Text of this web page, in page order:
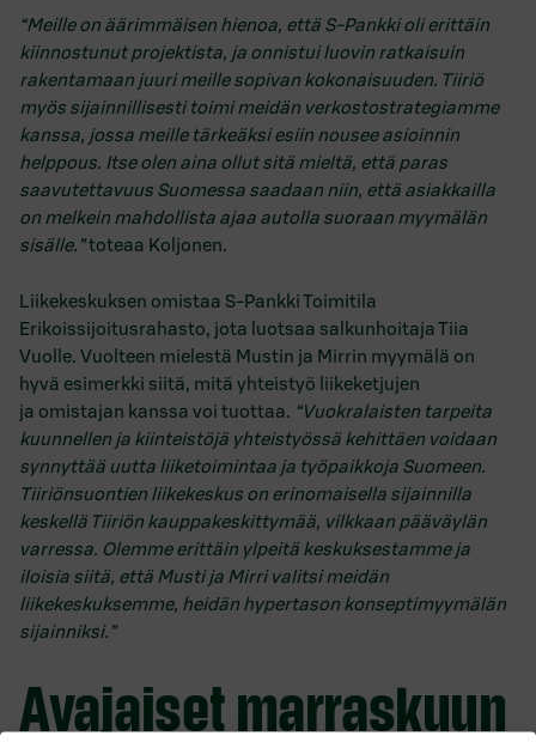
“Meille on äärimmäisen hienoa, että S-Pankki oli erittäin
kiinnostunut projektista, ja onnistui luovin ratkaisuin
rakentamaan juuri meille sopivan kokonaisuuden. Tiiriö
myös sijainnillisesti toimi meidän verkostostrategiamme
kanssa, jossa meille tärkeäksi esiin nousee asioinnin
helppous. Itse olen aina ollut sitä mieltä, että paras
saavutettavuus Suomessa saadaan niin, että asiakkailla
on melkein mahdollista ajaa autolla suoraan myymälän
sisälle.”toteaa Koljonen.
Liikekeskuksen omistaa S-Pankki Toimitila
Erikoissijoitusrahasto, jota luotsaa salkunhoitaja Tiia
Vuolle. Vuolteen mielestä Mustin ja Mirrin myymälä on
hyvä esimerkki siitä, mitä yhteistyö liikeketjujen
ja omistajan kanssa voi tuottaa. “Vuokralaisten tarpeita
kuunnellen ja kiinteistöjä yhteistyössä kehittäen voidaan
synnyttää uutta liiketoimintaa ja työpaikkoja Suomeen.
Tiiriönsuontien liikekeskus on erinomaisella sijainnilla
keskellä Tiiriön kauppakeskittymää, vilkkaan pääväylän
varressa. Olemme erittäin ylpeitä keskuksestamme ja
iloisia siitä, että Musti ja Mirri valitsi meidän
liikekeskuksemme, heidän hypertason konseptimyymälän
sijainniksi.”
Avajaiset marraskuun